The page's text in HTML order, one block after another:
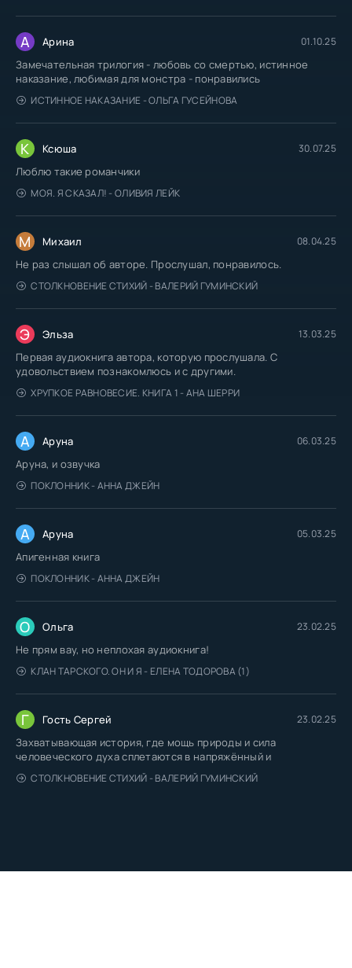
А Арина 01.10.25
Замечательная трилогия - любовь со смертью, истинное
наказание, любимая для монстра - понравились
ИСТИННОЕ НАКАЗАНИЕ - ОЛЬГА ГУСЕЙНОВА
К Ксюша 30.07.25
Люблю такие романчики
МОЯ. Я СКАЗАЛ! - ОЛИВИЯ ЛЕЙК
М Михаил 08.04.25
Не раз слышал об авторе. Прослушал, понравилось.
СТОЛКНОВЕНИЕ СТИХИЙ - ВАЛЕРИЙ ГУМИНСКИЙ
Э Эльза 13.03.25
Первая аудиокнига автора, которую прослушала. С
удовольствием познакомлюсь и с другими.
ХРУПКОЕ РАВНОВЕСИЕ. КНИГА 1 - АНА ШЕРРИ
А Аруна 06.03.25
Аруна, и озвучка
ПОКЛОННИК - АННА ДЖЕЙН
А Аруна 05.03.25
Апигенная книга
ПОКЛОННИК - АННА ДЖЕЙН
О Ольга 23.02.25
Не прям вау, но неплохая аудиокнига!
КЛАН ТАРСКОГО. ОН И Я - ЕЛЕНА ТОДОРОВА (1)
Г Гость Сергей 23.02.25
Захватывающая история, где мощь природы и сила
человеческого духа сплетаются в напряжённый и
СТОЛКНОВЕНИЕ СТИХИЙ - ВАЛЕРИЙ ГУМИНСКИЙ